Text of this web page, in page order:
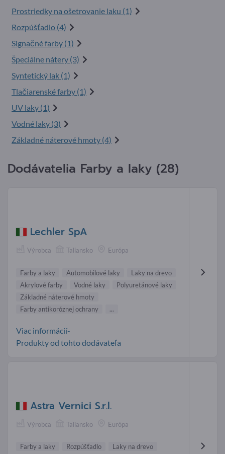
Prostriedky na ošetrovanie laku (1)
Rozpúšťadlo (4)
Signačné farby (1)
Špeciálne nátery (3)
Syntetický lak (1)
Tlačiarenské farby (1)
UV laky (1)
Vodné laky (3)
Základné náterové hmoty (4)
Dodávatelia Farby a laky (28)
Lechler SpA
Výrobca Taliansko Európa
Farby a laky Automobilové laky
Laky na drevo
Akrylové farby
Vodné laky
Polyuretánové laky
Základné náterové hmoty
Farby antikoróznej ochrany
...
Viac informácií-
Produkty od tohto dodávateľa
Astra Vernici S.r.l.
Výrobca Taliansko Európa
Farby a laky Rozpúšťadlo
Laky na drevo